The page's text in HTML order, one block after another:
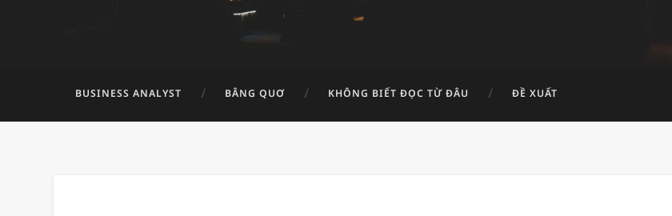
BUSINESS ANALYST BÂNG QUƠ KHÔNG BIẾT ĐỌC TỪ ĐÂU ĐỀ XUẤT